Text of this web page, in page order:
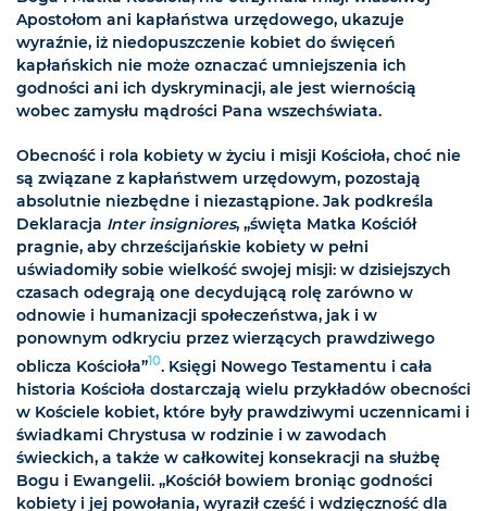
Apostołom ani kapłaństwa urzędowego, ukazuje
wyraźnie, iż niedopuszczenie kobiet do święceń
kapłańskich nie może oznaczać umniejszenia ich
godności ani ich dyskryminacji, ale jest wiernością
wobec zamysłu mądrości Pana wszechświata.
Obecność i rola kobiety w życiu i misji Kościoła, choć nie
są związane z kapłaństwem urzędowym, pozostają
absolutnie niezbędne i niezastąpione. Jak podkreśla
Deklaracja Inter insigniores, „święta Matka Kościół
pragnie, aby chrześcijańskie kobiety w pełni
uświadomiły sobie wielkość swojej misji: w dzisiejszych
czasach odegrają one decydującą rolę zarówno w
odnowie i humanizacji społeczeństwa, jak i w
ponownym odkryciu przez wierzących prawdziwego
oblicza Kościoła”10. Księgi Nowego Testamentu i cała
historia Kościoła dostarczają wielu przykładów obecności
w Kościele kobiet, które były prawdziwymi uczennicami i
świadkami Chrystusa w rodzinie i w zawodach
świeckich, a także w całkowitej konsekracji na służbę
Bogu i Ewangelii. „Kościół bowiem broniąc godności
kobiety i jej powołania, wyraził cześć i wdzięczność dla